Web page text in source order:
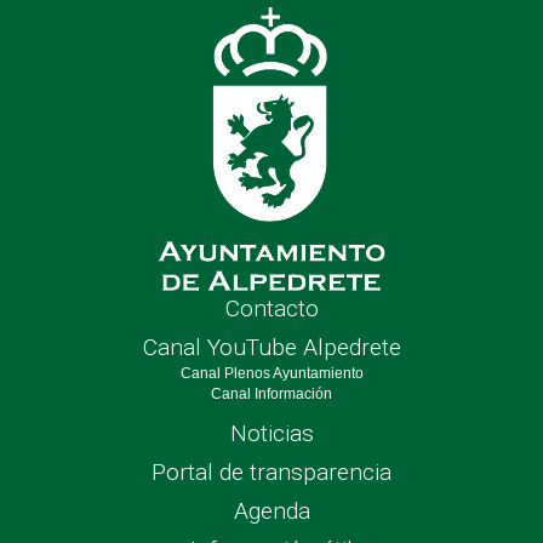
Contacto
Canal YouTube Alpedrete
Canal Plenos Ayuntamiento
Canal Información
Noticias
Portal de transparencia
Agenda